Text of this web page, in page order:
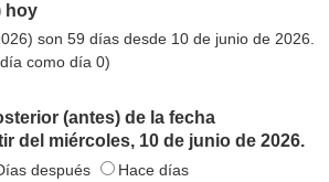
hoy
son 59 días desde 10 de junio de 2026.
como día 0)
(antes) de la fecha
del miércoles, 10 de junio de 2026.
después Hace días